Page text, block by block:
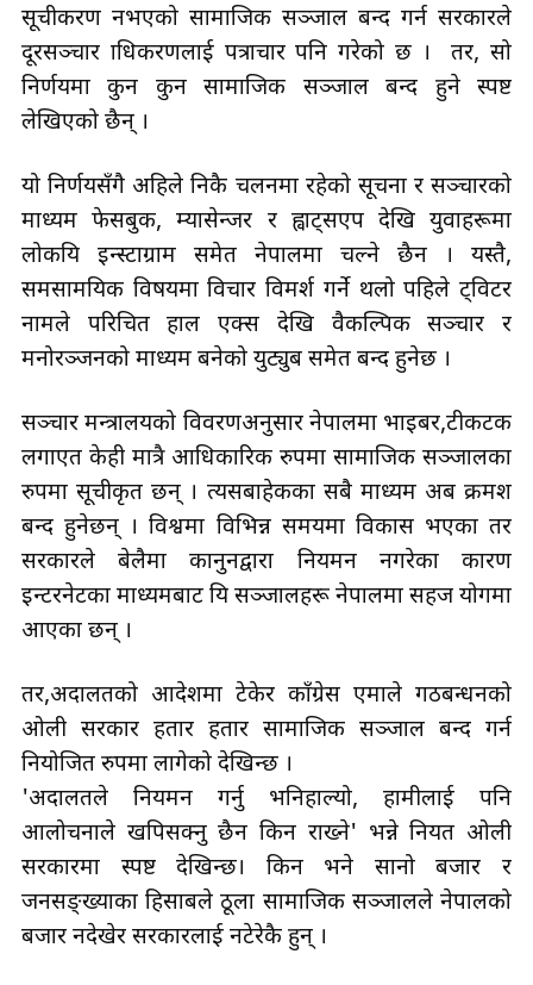
सूचीकरण नभएको सामाजिक सञ्जाल बन्द गर्न सरकारले
दूरसञ्चार प्राधिकरणलाई पत्राचार पनि गरेको छ । तर, सो
निर्णयमा कुन कुन सामाजिक सञ्जाल बन्द हुने स्पष्ट
लेखिएको छैन् ।
यो निर्णयसँगै अहिले निकै प्रचलनमा रहेको सूचना र सञ्चारको
माध्यम फेसबुक, म्यासेन्जर र ह्वाट्सएप देखि युवाहरूमा
लोकप्रिय इन्स्टाग्राम समेत नेपालमा चल्ने छैन । यस्तै,
समसामयिक विषयमा विचार विमर्श गर्ने थलो पहिले ट्विटर
नामले परिचित हाल एक्स देखि वैकल्पिक सञ्चार र
मनोरञ्जनको माध्यम बनेको युट्युब समेत बन्द हुनेछ ।
सञ्चार मन्त्रालयको विवरणअनुसार नेपालमा भाइबर,टीकटक
लगाएत केही मात्रै आधिकारिक रुपमा सामाजिक सञ्जालका
रुपमा सूचीकृत छन् । त्यसबाहेकका सबै माध्यम अब क्रमश
बन्द हुनेछन् । विश्वमा विभिन्न समयमा विकास भएका तर
सरकारले बेलैमा कानुनद्वारा नियमन नगरेका कारण
इन्टरनेटका माध्यमबाट यि सञ्जालहरू नेपालमा सहज प्रयोगमा
आएका छन् ।
तर,अदालतको आदेशमा टेकेर काँग्रेस एमाले गठबन्धनको
ओली सरकार हतार हतार सामाजिक सञ्जाल बन्द गर्न
नियोजित रुपमा लागेको देखिन्छ ।
'अदालतले नियमन गर्नु भनिहाल्यो, हामीलाई पनि
आलोचनाले खपिसक्नु छैन किन राख्ने' भन्ने नियत ओली
सरकारमा स्पष्ट देखिन्छ। किन भने सानो बजार र
जनसङ्ख्याका हिसाबले ठूला सामाजिक सञ्जालले नेपालको
बजार नदेखेर सरकारलाई नटेरेकै हुन् ।